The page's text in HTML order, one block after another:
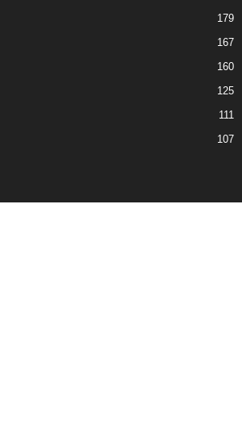
179
167
160
125
111
107